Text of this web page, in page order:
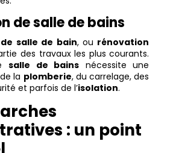
de salle de bains
salle de bain, ou rénovation
des travaux les plus courants.
salle de bains nécessite une
la plomberie, du carrelage, des
et parfois de l’isolation.
: un point